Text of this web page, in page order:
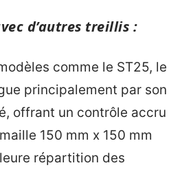
d’autres treillis :
comme le ST25, le
principalement par son
offrant un contrôle accru
150 mm x 150 mm
répartition des